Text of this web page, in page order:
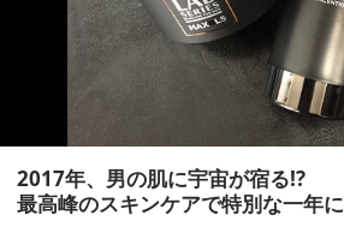
2017年、男の肌に宇宙が宿る!?
最高峰のスキンケアで特別な一年に